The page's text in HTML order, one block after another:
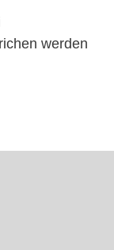
werden